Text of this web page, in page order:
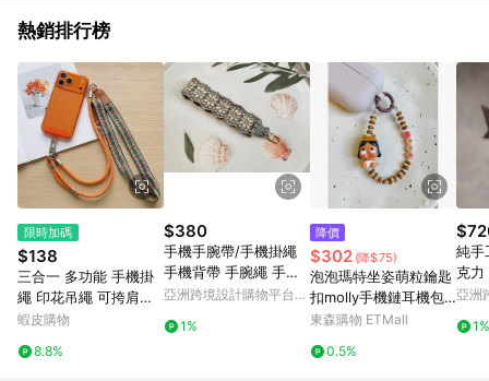
熱銷排行榜
限時加碼
$138
三合一 多功能 手機掛
繩 印花吊繩 可挎肩繩
可手繩 可掛鑰匙 防丟
蝦皮購物
8.8%
$380
手機手腕帶/手機掛繩
手機背帶 手腕繩 手機
繩 背繩 吊飾 吊繩
亞洲跨境設計購物平台
1%
降價
$302 (降$75)
泡泡瑪特坐姿萌粒鑰匙
扣molly手機鏈耳機包
包汽車掛件可愛小禮物
東森購物 ETMall
0.5%
純手
克力
k
亞洲
1%